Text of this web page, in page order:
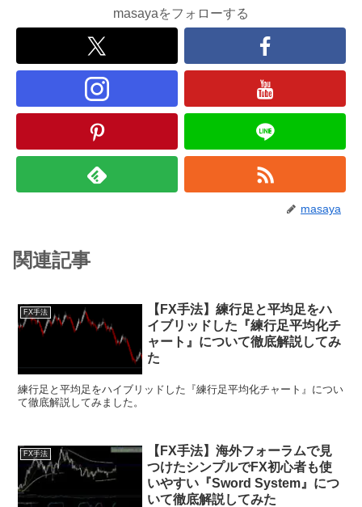
masayaをフォローする
masaya
関連記事
FX手法
【FX手法】練行足と平均足をハ
イブリッドした『練行足平均化チ
ャート』について徹底解説してみ
た
練行足と平均足をハイブリッドした『練行足平均化チャート』につい
て徹底解説してみました。
FX手法
【FX手法】海外フォーラムで見
つけたシンプルでFX初心者も使
いやすい『Sword System』につ
いて徹底解説してみた